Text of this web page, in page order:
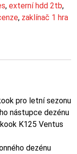
, externí hdd 2tb,
, zaklínač 1 hra
pro letní sezonu
nástupce dezénu
K125 Ventus
dezénu